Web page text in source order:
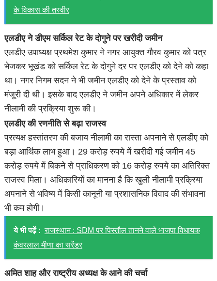
के विकास की तस्वीर
एलडीए ने डीएम सर्किल रेट के दोगुने पर खरीदी जमीन
एलडीए उपाध्यक्ष प्रथमेश कुमार ने नगर आयुक्त गौरव कुमार को पत्र
भेजकर भूखंड को सर्किल रेट के दोगुने दर पर एलडीए को देने को कहा
था। नगर निगम सदन ने भी जमीन एलडीए को देने के प्रस्ताव को
मंजूरी दी थी। इसके बाद एलडीए ने जमीन अपने अधिकार में लेकर
नीलामी की प्रक्रिया शुरू की।
एलडीए की रणनीति से बढ़ा राजस्व
प्रत्यक्ष हस्तांतरण की बजाय नीलामी का रास्ता अपनाने से एलडीए को
बड़ा आर्थिक लाभ हुआ। 29 करोड़ रुपये में खरीदी गई जमीन 45
करोड़ रुपये में बिकने से प्राधिकरण को 16 करोड़ रुपये का अतिरिक्त
राजस्व मिला। अधिकारियों का मानना है कि खुली नीलामी प्रक्रिया
अपनाने से भविष्य में किसी कानूनी या प्रशासनिक विवाद की संभावना
भी कम होगी।
ये भी पढ़ें : राजस्थान : SDM पर पिस्तौल तानने वाले भाजपा विधायक
कंवरलाल मीणा का सरेंडर
अमित शाह और राष्ट्रीय अध्यक्ष के आने की चर्चा